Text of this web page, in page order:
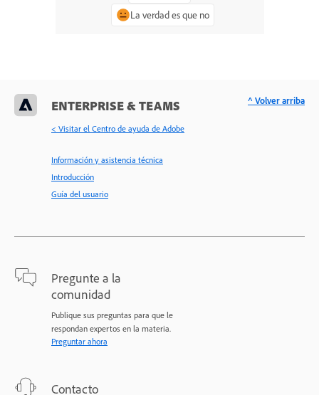
La verdad es que no
ENTERPRISE & TEAMS
< Visitar el Centro de ayuda de Adobe
Información y asistencia técnica
Introducción
Guía del usuario
Pregunte a la
comunidad
Publique sus preguntas para que le
respondan expertos en la materia.
Preguntar ahora
Contacto
^ Volver arriba